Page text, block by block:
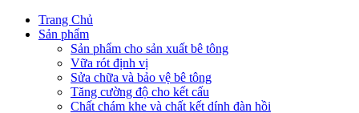
Trang Chủ
Sản phẩm
Sản phẩm cho sản xuất bê tông
Vữa rót định vị
Sửa chữa và bảo vệ bê tông
Tăng cường độ cho kết cấu
Chất chám khe và chất kết dính đàn hồi